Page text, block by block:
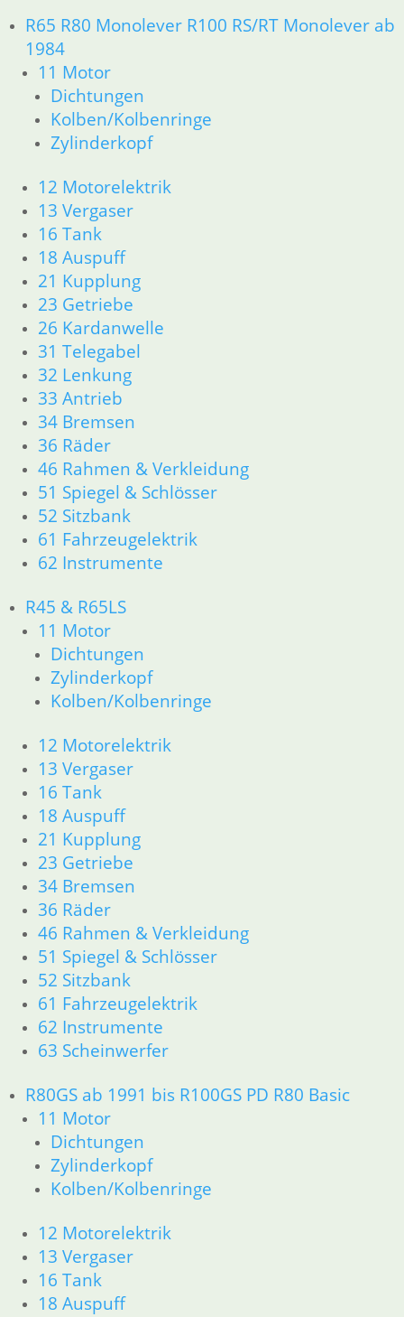
R65 R80 Monolever R100 RS/RT Monolever ab
1984
11 Motor
Dichtungen
Kolben/Kolbenringe
Zylinderkopf
12 Motorelektrik
13 Vergaser
16 Tank
18 Auspuff
21 Kupplung
23 Getriebe
26 Kardanwelle
31 Telegabel
32 Lenkung
33 Antrieb
34 Bremsen
36 Räder
46 Rahmen & Verkleidung
51 Spiegel & Schlösser
52 Sitzbank
61 Fahrzeugelektrik
62 Instrumente
R45 & R65LS
11 Motor
Dichtungen
Zylinderkopf
Kolben/Kolbenringe
12 Motorelektrik
13 Vergaser
16 Tank
18 Auspuff
21 Kupplung
23 Getriebe
34 Bremsen
36 Räder
46 Rahmen & Verkleidung
51 Spiegel & Schlösser
52 Sitzbank
61 Fahrzeugelektrik
62 Instrumente
63 Scheinwerfer
R80GS ab 1991 bis R100GS PD R80 Basic
11 Motor
Dichtungen
Zylinderkopf
Kolben/Kolbenringe
12 Motorelektrik
13 Vergaser
16 Tank
18 Auspuff
Kolben/Kolbenringe
Zylinderkopf
12 Motorelektrik
13 Vergaser
16 Tank
18 Auspuff
21 Kupplung
23 Getriebe
26 Kardanwelle
31 Telegabel
32 Lenkung
33 Antrieb
34 Bremsen
36 Räder
46 Rahmen & Verkleidung
51 Spiegel & Schlösser
52 Sitzbank
61 Fahrzeugelektrik
62 Instrumente
R45 & R65LS
11 Motor
Dichtungen
Zylinderkopf
Kolben/Kolbenringe
12 Motorelektrik
13 Vergaser
16 Tank
21 Kupplung
23 Getriebe
34 Bremsen
36 Räder
46 Rahmen & Verkleidung
52 Sitzbank
61 Fahrzeugelektrik
62 Instrumente
63 Scheinwerfer
R80GS ab 1991 bis R100GS PD R80 Basic
11 Motor
Dichtungen
Zylinderkopf
Kolben/Kolbenringe
12 Motorelektrik
13 Vergaser
16 Tank
18 Auspuff
21 Kupplung
23 Getriebe
31 Telegabel
32 Lenkung
33 Antrieb
36 Räder
34 Bremsen
46 Rahmen & Verkleidung
51 Spiegel & Schlösser __PDR80Basic
61 Fahrzeugelektrik
62 Instrumente
63 Scheinwerfer
R80G/S R65G/S bis R80ST